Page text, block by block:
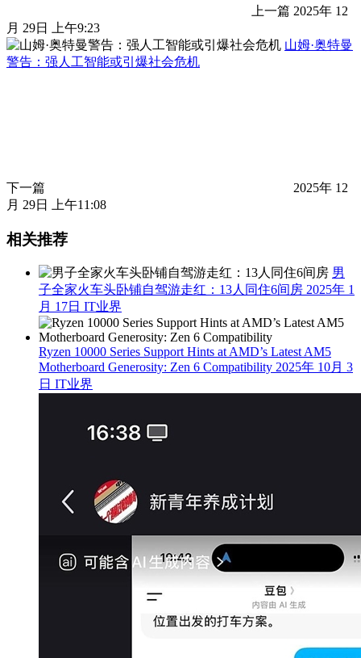
上一篇 2025年 12
月 29日 上午9:23
山姆·奥特曼
警告：强人工智能或引爆社会危机
下一篇
2025年 12
月 29日 上午11:08
相关推荐
男
子全家火车头卧铺自驾游走红：13人同住6间房 2025年 1
月 17日 IT业界
Ryzen 10000 Series Support Hints at AMD’s Latest AM5
Motherboard Generosity: Zen 6 Compatibility 2025年 10月 3
日 IT业界